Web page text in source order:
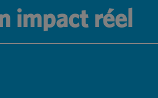
impact réel